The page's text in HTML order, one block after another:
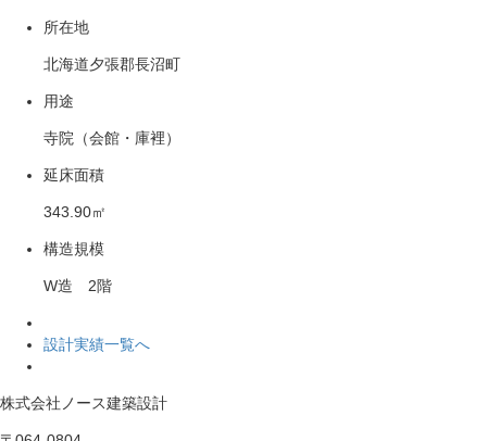
所在地
北海道夕張郡長沼町
用途
寺院（会館・庫裡）
延床面積
343.90㎡
構造規模
W造 2階
設計実績一覧へ
株式会社ノース建築設計